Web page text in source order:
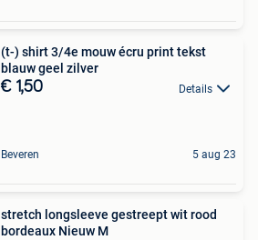
(t-) shirt 3/4e mouw écru print tekst
blauw geel zilver
€ 1,50 Details
Beveren 5 aug 23
stretch longsleeve gestreept wit rood
bordeaux Nieuw M